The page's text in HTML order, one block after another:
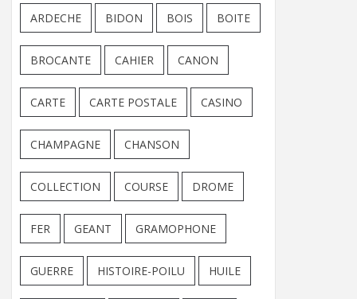
ARDECHE BIDON BOIS BOITE
BROCANTE CAHIER CANON
CARTE CARTE POSTALE CASINO
CHAMPAGNE CHANSON
COLLECTION COURSE DROME
FER GEANT GRAMOPHONE
GUERRE HISTOIRE-POILU HUILE